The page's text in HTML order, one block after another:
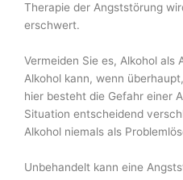
Therapie der Angststörung
erschwert.
Vermeiden Sie es, Alkohol als
Alkohol kann, wenn
hier besteht die Gefahr einer
Situation ent­scheidend
Alkohol niemals als
Unbehandelt kann eine